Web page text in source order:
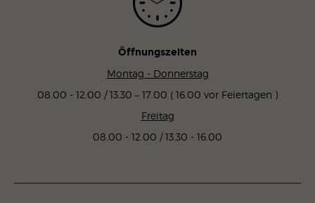
Öffnungszeiten
Montag - Donnerstag
08.00 - 12.00 / 13.30 – 17.00 ( 16.00 vor Feiertagen )
Freitag
08.00 - 12.00 / 13.30 - 16.00